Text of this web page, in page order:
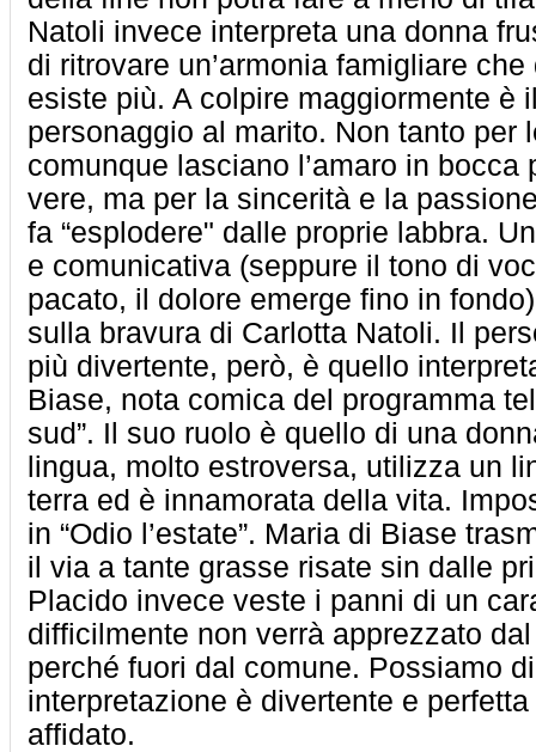
Natoli invece interpreta una donna
di ritrovare un’armonia famigliare
esiste più. A colpire maggiormente è
personaggio al marito. Non tanto per
comunque lasciano l’amaro in bocca
vere, ma per la sincerità e la
fa “esplodere" dalle proprie labbra.
e comunicativa (seppure il tono di
pacato, il dolore emerge fino in
sulla bravura di Carlotta Natoli. Il
più divertente, però, è quello
Biase, nota comica del programma
sud”. Il suo ruolo è quello di una
lingua, molto estroversa, utilizza un
terra ed è innamorata della vita.
in “Odio l’estate”. Maria di Biase
il via a tante grasse risate sin dalle
Placido invece veste i panni di un
difficilmente non verrà apprezzato
perché fuori dal comune. Possiamo
interpretazione è divertente e
affidato.